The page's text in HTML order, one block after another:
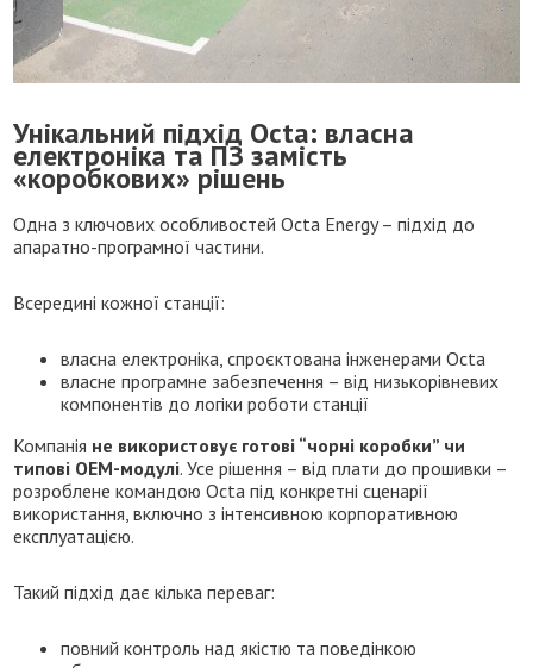
Унікальний підхід Octa: власна
електроніка та ПЗ замість
«коробкових» рішень
Одна з ключових особливостей Octa Energy – підхід до
апаратно-програмної частини.
Всередині кожної станції:
власна електроніка, спроєктована інженерами Octa
власне програмне забезпечення – від низькорівневих
компонентів до логіки роботи станції
Компанія не використовує готові “чорні коробки” чи
типові OEM-модулі. Усе рішення – від плати до прошивки –
розроблене командою Octa під конкретні сценарії
використання, включно з інтенсивною корпоративною
експлуатацією.
Такий підхід дає кілька переваг:
повний контроль над якістю та поведінкою